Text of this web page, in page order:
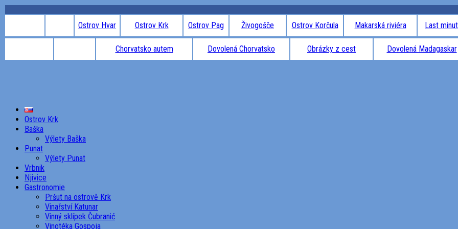
Ostrov Hvar Ostrov Krk Ostrov Pag Živogošče Ostrov Korčula Makarská riviéra Last
Chorvatsko autem Dovolená Chorvatsko Obrázky z cest Dovolená Madagaskar
Ostrov Krk
Baška
Výlety Baška
Punat
Výlety Punat
Vrbnik
Njivice
Gastronomie
Pršut na ostrově Krk
Vinařství Katunar
Vinný sklípek Čubranić
Vinotéka Gospoja